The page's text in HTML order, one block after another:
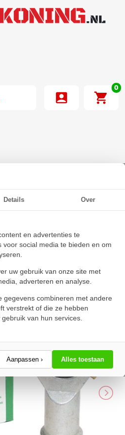
0
GIR35 DO 2RS (35x82x25mm)
Details Over
en advertenties te
voor social media te bieden en om
uw gebruik van onze site met
adverteren en analyse.
gegevens combineren met andere
verstrekt of die ze hebben
van hun services.
Aanpassen › Alles toestaan
★★
★★
een review!